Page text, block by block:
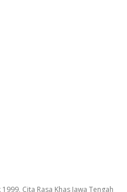
Cita Rasa Khas Jawa Tengah